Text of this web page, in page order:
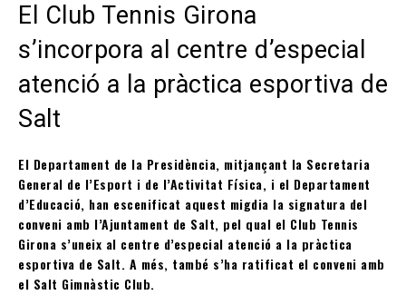
El Club Tennis Girona
s’incorpora al centre d’especial
atenció a la pràctica esportiva de
Salt
El Departament de la Presidència, mitjançant la Secretaria
General de l’Esport i de l’Activitat Física, i el Departament
d’Educació, han escenificat aquest migdia la signatura del
conveni amb l’Ajuntament de Salt, pel qual el Club Tennis
Girona s’uneix al centre d’especial atenció a la pràctica
esportiva de Salt. A més, també s’ha ratificat el conveni amb
el Salt Gimnàstic Club.